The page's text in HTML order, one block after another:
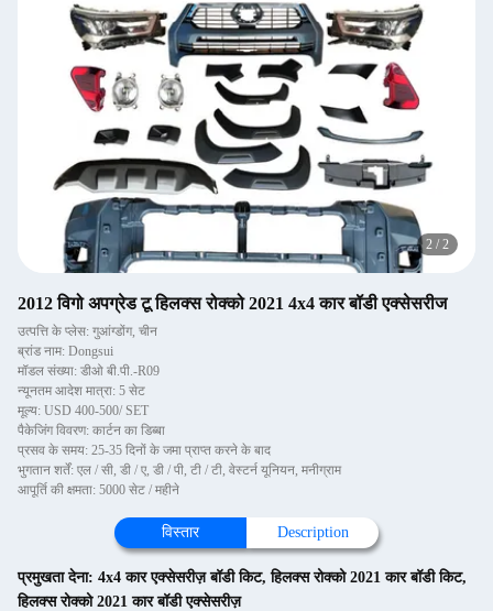
2 / 2
2012 विगो अपग्रेड टू हिलक्स रोक्को 2021 4x4 कार बॉडी एक्सेसरीज
उत्पत्ति के प्लेस: गुआंग्डोंग, चीन
ब्रांड नाम: Dongsui
मॉडल संख्या: डीओ बी.पी.-R09
न्यूनतम आदेश मात्रा: 5 सेट
मूल्य: USD 400-500/ SET
पैकेजिंग विवरण: कार्टन का डिब्बा
प्रसव के समय: 25-35 दिनों के जमा प्राप्त करने के बाद
भुगतान शर्तें: एल / सी, डी / ए, डी / पी, टी / टी, वेस्टर्न यूनियन, मनीग्राम
आपूर्ति की क्षमता: 5000 सेट / महीने
विस्तार Description
प्रमुखता देना: 4x4 कार एक्सेसरीज़ बॉडी किट,हिलक्स रोक्को 2021 कार बॉडी किट,
हिलक्स रोक्को 2021 कार बॉडी एक्सेसरीज़